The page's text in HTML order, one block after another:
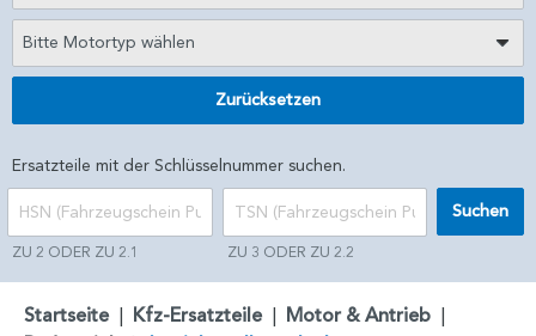
Bitte Motortyp wählen
Zurücksetzen
Ersatzteile mit der Schlüsselnummer suchen.
ZU 2 ODER ZU 2.1 ZU 3 ODER ZU 2.2
Suchen
Startseite | Kfz-Ersatzteile | Motor & Antrieb |